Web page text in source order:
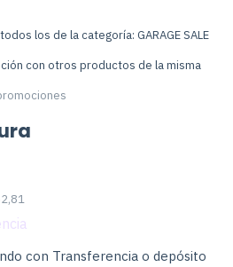
los de la categoría: GARAGE SALE
con otros productos de la misma
con Transferencia o depósito